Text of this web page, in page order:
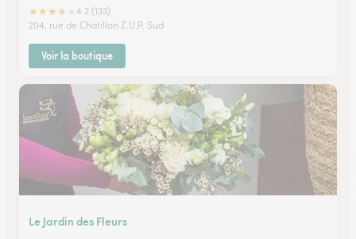
★★★★
4.2 (133)
204, rue de Chatillon Z.U.P. Sud
Voir la boutique
Le Jardin des Fleurs